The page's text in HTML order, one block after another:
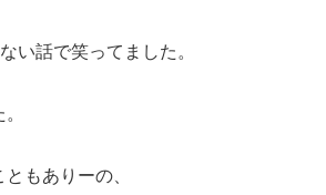
い話で笑ってました。
もありーの、